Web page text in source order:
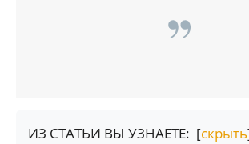
ИЗ СТАТЬИ ВЫ УЗНАЕТЕ: [скрыть